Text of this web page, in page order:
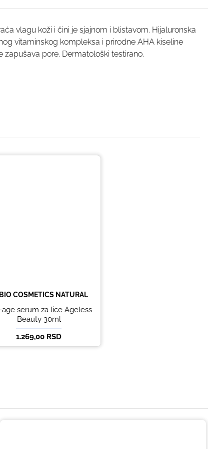
vlagu koži i čini je sjajnom i blistavom. Hijaluronska
vitaminskog kompleksa i prirodne AHA kiseline
pore. Dermatološki testirano.
COSMETICS NATURAL
serum za lice Ageless
Beauty 30ml
1.269,00 RSD